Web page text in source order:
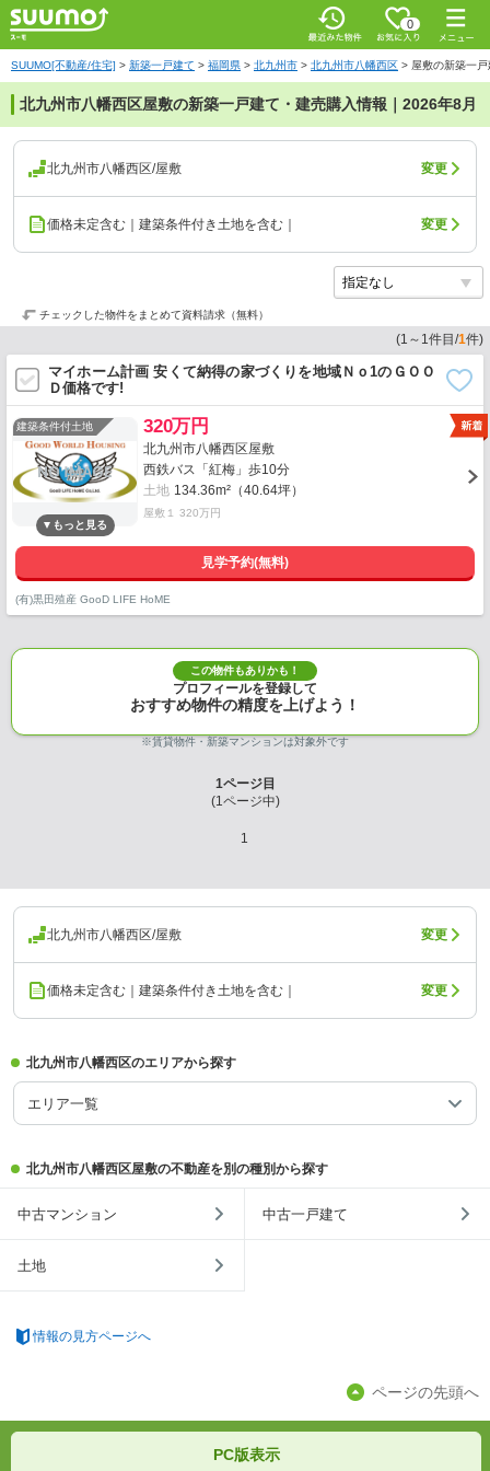
0
SUUMO[不動産/住宅] > 新築一戸建て > 福岡県 > 北九州市 > 北九州市八幡西区 > 屋敷の新築一
北九州市八幡西区屋敷の新築一戸建て・建売購入情報｜2026年8月
北九州市八幡西区/屋敷 変更
価格未定含む｜建築条件付き土地を含む｜ 変更
チェックした物件をまとめて資料請求（無料）
(1 ～ 1件目/1件)
マイホーム計画 安くて納得の家づくりを地域Ｎｏ1のＧＯＯ
Ｄ価格です!
建築条件付土地 320万円
北九州市八幡西区屋敷
西鉄バス「紅梅」歩10分
土地 134.36m²（40.64坪）
屋敷１ 320万円
見学予約(無料)
(有)黒田殖産 GooD LIFE HoME
この物件もありかも！
プロフィールを登録して
おすすめ物件の精度を上げよう！
※賃貸物件・新築マンションは対象外です
1ページ目
(1ページ中)
1
北九州市八幡西区/屋敷 変更
価格未定含む｜建築条件付き土地を含む｜ 変更
北九州市八幡西区のエリアから探す
エリア一覧
北九州市八幡西区屋敷の不動産を別の種別から探す
中古マンション 中古一戸建て
土地
情報の見方ページへ
ページの先頭へ
PC版表示